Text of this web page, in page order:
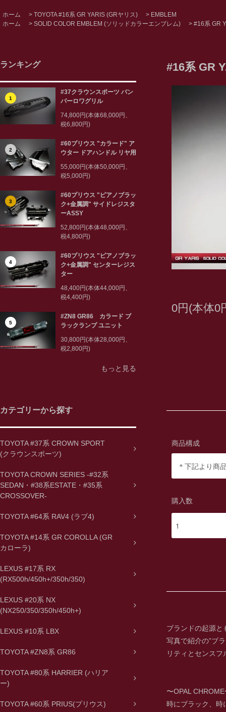
ホーム > TOYOTA #16系 GR YARIS (GRヤリス) > EMBLEM
ホーム
> SOLID COLOR EMBLEM (ソリッドカラーエンブレム) > #16系 GR
ランキング
1
#37クラウンスポーツ バン
パーロワグリル
74,800円(本体68,000円、
税6,800円)
2
#60プリウス "カラード" ア
ウター ドアハンドル リヤ用
55,000円(本体50,000円、
税5,000円)
3
#60プリウス "ピアノブラッ
ク+金属調" サイドレジスタ
ーASSY
52,800円(本体48,000円、
税4,800円)
4
#60プリウス "ピアノブラッ
ク+金属調" センターレジス
ター
48,400円(本体44,000円、
税4,400円)
5
#ZN8 GR86 カラード ブ
ラックランプ ユニット
30,800円(本体28,000円、
税2,800円)
もっと見る
カテゴリーから探す
TOYOTA #37系 CROWN SPORT
(クラウンスポーツ)
TOYOTA CROWN SERIES -#32系
SEDAN・#38系ESTATE・#35系
CROSSOVER-
TOYOTA #64系 RAV4 (ラブ4)
TOYOTA #14系 GR COROLLA (GR
カローラ)
LEXUS #17系 RX
(RX500h/450h+/350h/350)
LEXUS #20系 NX
(NX250/350/350h/450h+)
LEXUS #10系 LBX
TOYOTA #ZN8系 GR86
TOYOTA #80系 HARRIER (ハリア
ー)
TOYOTA #60系 PRIUS(プリウス)
#16系 GR
0円(本体0
商品構成
購入数
ブランドの起源と
写真で紹介の”ブ
リティとセンス
〜OPAL CHROME
時にブラック、時